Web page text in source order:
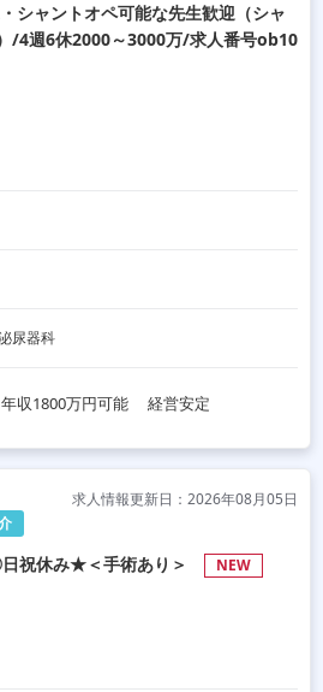
シャントオペ可能な先生歓迎（シャ
/4週6休2000～3000万/求人番号ob10
尿器科
年収1800万円可能 経営安定
求人情報更新日：2026年08月05日
祝休み★＜手術あり＞ NEW